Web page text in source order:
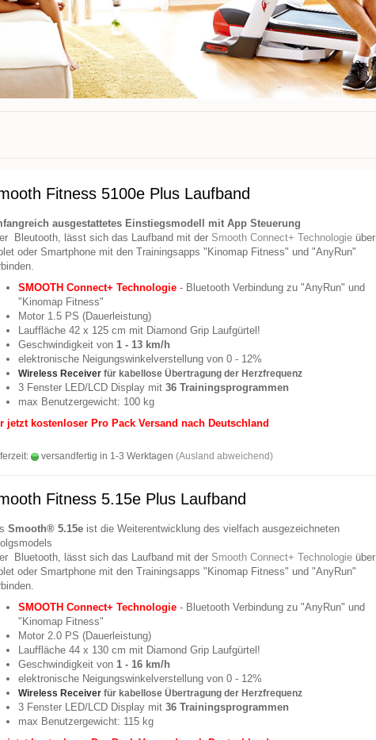
Fitness 5100e Plus Laufband
ausgestattetes Einstiegsmodell mit App Steuerung
Bleutooth, lässt sich das Laufband mit der Smooth Connect+ Technologie über
oder Smartphone mit den Trainingsapps "Kinomap Fitness" und "AnyRun"
SMOOTH Connect+ Technologie - Bluetooth Verbindung zu "AnyRun" und
"Kinomap Fitness"
Motor 1.5 PS (Dauerleistung)
Lauffläche 42 x 125 cm mit Diamond Grip Laufgürtel!
Geschwindigkeit von 1 - 13 km/h
elektronische Neigungswinkelverstellung von 0 - 12%
Wireless Receiver für kabellose Übertragung der Herzfrequenz
3 Fenster LED/LCD Display mit 36 Trainingsprogrammen
max Benutzergewicht: 100 kg
jetzt kostenloser Pro Pack Versand nach Deutschland
versandfertig in 1-3 Werktagen (Ausland abweichend)
Fitness 5.15e Plus Laufband
Smooth® 5.15e ist die Weiterentwicklung des vielfach ausgezeichneten
Bluetooth, lässt sich das Laufband mit der Smooth Connect+ Technologie über
oder Smartphone mit den Trainingsapps "Kinomap Fitness" und "AnyRun"
SMOOTH Connect+ Technologie - Bluetooth Verbindung zu "AnyRun" und
"Kinomap Fitness"
Motor 2.0 PS (Dauerleistung)
Lauffläche 44 x 130 cm mit Diamond Grip Laufgürtel!
Geschwindigkeit von 1 - 16 km/h
elektronische Neigungswinkelverstellung von 0 - 12%
Wireless Receiver für kabellose Übertragung der Herzfrequenz
3 Fenster LED/LCD Display mit 36 Trainingsprogrammen
max Benutzergewicht: 115 kg